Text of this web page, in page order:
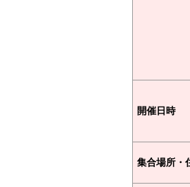
開催日時
集合場所・